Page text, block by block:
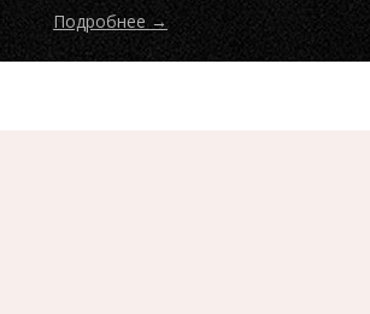
Подробнее →